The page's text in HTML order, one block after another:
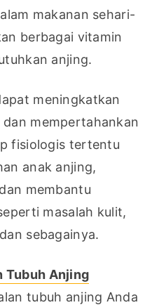
makanan sehari-
berbagai vitamin
anjing.
meningkatkan
mempertahankan
fisiologis tertentu
anak anjing,
membantu
masalah kulit,
sebagainya.
Tubuh Anjing
tubuh anjing Anda